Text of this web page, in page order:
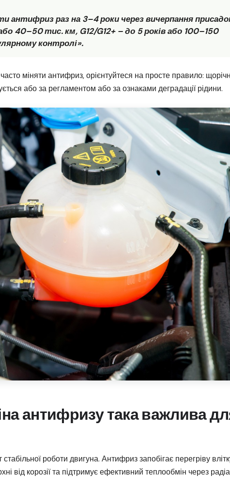
антифриз раз на 3–4 роки через вичерпання
40–50 тис. км, G12/G12+ – до 5 років або 100–150
контролі».
міняти антифриз, орієнтуйтеся на просте правило:
або за регламентом або за ознаками деградації рідини.
антифризу така важлива
роботи двигуна. Антифриз запобігає перегріву
від корозії та підтримує ефективний теплообмін через